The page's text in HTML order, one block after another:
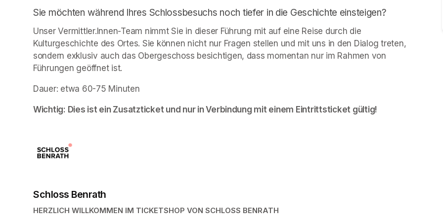
Sie möchten während Ihres Schlossbesuchs noch tiefer in die Geschichte einsteigen?
Unser Vermittler.Innen-Team nimmt Sie in dieser Führung mit auf eine Reise durch die
Kulturgeschichte des Ortes. Sie können nicht nur Fragen stellen und mit uns in den Dialog treten,
sondern exklusiv auch das Obergeschoss besichtigen, dass momentan nur im Rahmen von
Führungen geöffnet ist.
Dauer: etwa 60-75 Minuten
Wichtig: Dies ist ein Zusatzticket und nur in Verbindung mit einem Eintrittsticket gültig!
Schloss Benrath
HERZLICH WILLKOMMEN IM TICKETSHOP VON SCHLOSS BENRATH